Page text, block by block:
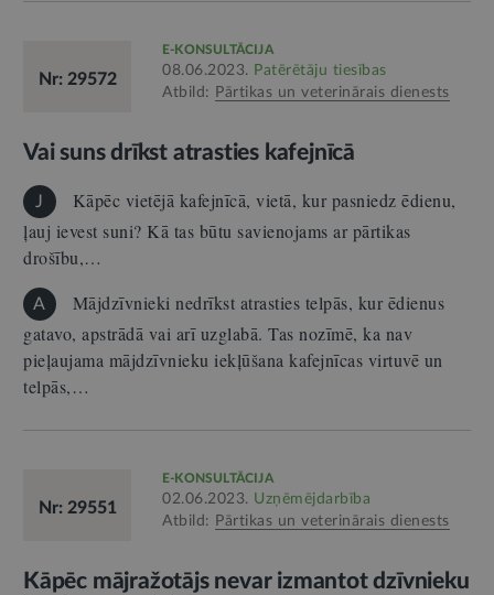
Nr: 29572
E-KONSULTĀCIJA
08.06.2023. Patērētāju tiesības
Atbild:
Pārtikas un veterinārais dienests
Vai suns drīkst atrasties kafejnīcā
J
Kāpēc vietējā kafejnīcā, vietā, kur pasniedz ēdienu,
ļauj ievest suni? Kā tas būtu savienojams ar pārtikas
drošību,…
A
Mājdzīvnieki nedrīkst atrasties telpās, kur ēdienus
gatavo, apstrādā vai arī uzglabā. Tas nozīmē, ka nav
pieļaujama mājdzīvnieku iekļūšana kafejnīcas virtuvē un
telpās,…
Nr: 29551
E-KONSULTĀCIJA
02.06.2023. Uzņēmējdarbība
Atbild:
Pārtikas un veterinārais dienests
Kāpēc mājražotājs nevar izmantot dzīvnieku